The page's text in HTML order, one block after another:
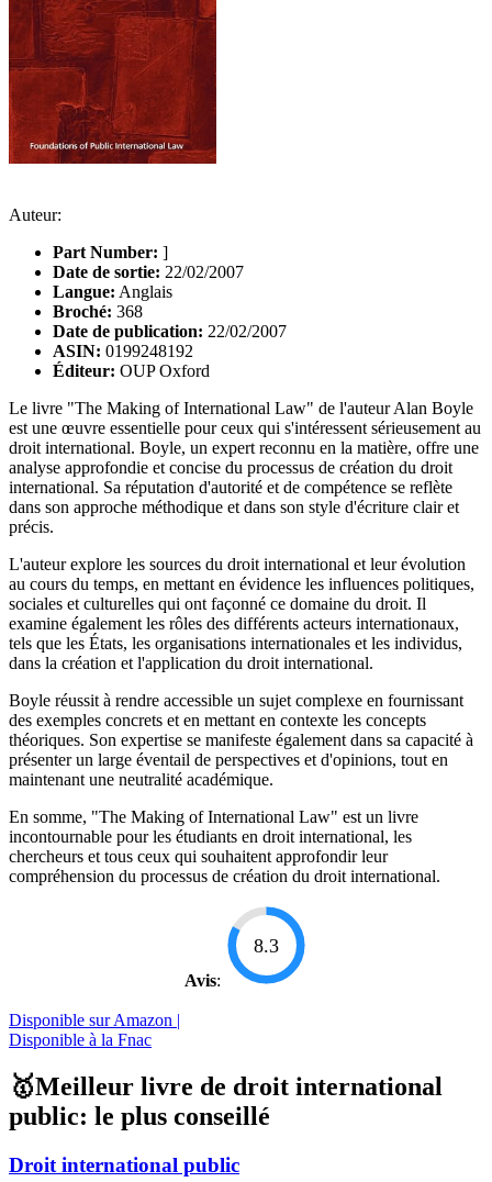
Auteur:
Part Number: ]
Date de sortie: 22/02/2007
Langue: Anglais
Broché: 368
Date de publication: 22/02/2007
ASIN: 0199248192
Éditeur: OUP Oxford
Le livre "The Making of International Law" de l'auteur Alan Boyle
est une œuvre essentielle pour ceux qui s'intéressent sérieusement au
droit international. Boyle, un expert reconnu en la matière, offre une
analyse approfondie et concise du processus de création du droit
international. Sa réputation d'autorité et de compétence se reflète
dans son approche méthodique et dans son style d'écriture clair et
précis.
L'auteur explore les sources du droit international et leur évolution
au cours du temps, en mettant en évidence les influences politiques,
sociales et culturelles qui ont façonné ce domaine du droit. Il
examine également les rôles des différents acteurs internationaux,
tels que les États, les organisations internationales et les individus,
dans la création et l'application du droit international.
Boyle réussit à rendre accessible un sujet complexe en fournissant
des exemples concrets et en mettant en contexte les concepts
théoriques. Son expertise se manifeste également dans sa capacité à
présenter un large éventail de perspectives et d'opinions, tout en
maintenant une neutralité académique.
En somme, "The Making of International Law" est un livre
incontournable pour les étudiants en droit international, les
chercheurs et tous ceux qui souhaitent approfondir leur
compréhension du processus de création du droit international.
Avis:
8.3
Disponible sur Amazon |
Disponible à la Fnac
🥇Meilleur livre de droit international
public: le plus conseillé
Droit international public